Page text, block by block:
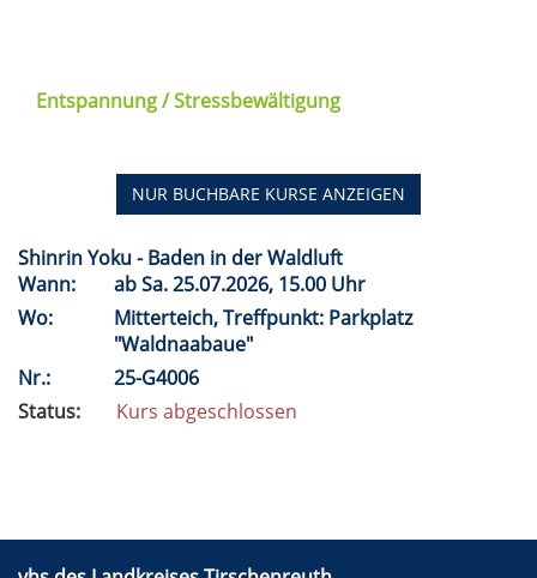
Entspannung / Stressbewältigung
NUR BUCHBARE KURSE ANZEIGEN
Shinrin Yoku - Baden in der Waldluft
Wann:
abSa.25.07.2026, 15.00 Uhr
Wo:
Mitterteich, Treffpunkt: Parkplatz
"Waldnaabaue"
Nr.:
25-G4006
Status:
Kurs abgeschlossen